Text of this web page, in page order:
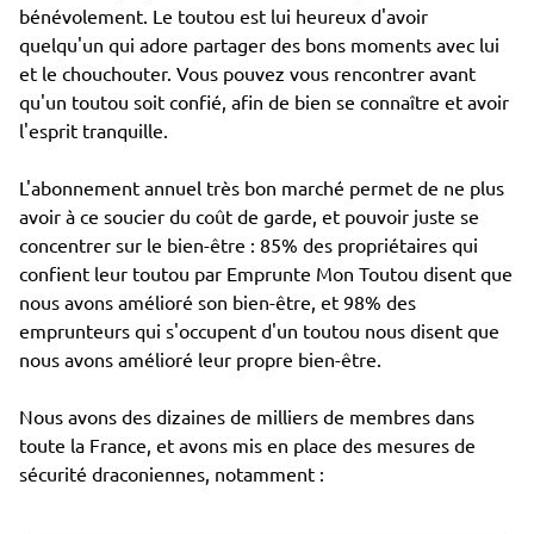
bénévolement. Le toutou est lui heureux d'avoir
quelqu'un qui adore partager des bons moments avec lui
et le chouchouter. Vous pouvez vous rencontrer avant
qu'un toutou soit confié, afin de bien se connaître et avoir
l'esprit tranquille.
L'abonnement annuel très bon marché permet de ne plus
avoir à ce soucier du coût de garde, et pouvoir juste se
concentrer sur le bien-être : 85% des propriétaires qui
confient leur toutou par Emprunte Mon Toutou disent que
nous avons amélioré son bien-être, et 98% des
emprunteurs qui s'occupent d'un toutou nous disent que
nous avons amélioré leur propre bien-être.
Nous avons des dizaines de milliers de membres dans
toute la France, et avons mis en place des mesures de
sécurité draconiennes, notamment :